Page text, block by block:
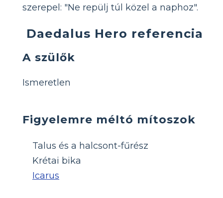
szerepel: "Ne repülj túl közel a naphoz".
Daedalus Hero referencia
A szülők
Ismeretlen
Figyelemre méltó mítoszok
Talus és a halcsont-fűrész
Krétai bika
Icarus